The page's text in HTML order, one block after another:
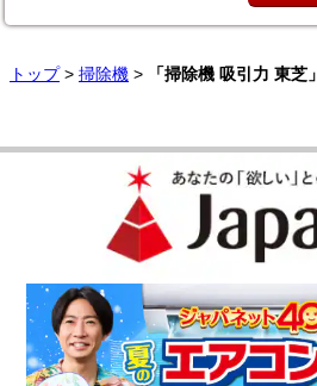
トップ> 掃除機 > 「掃除機 吸引力 東芝」